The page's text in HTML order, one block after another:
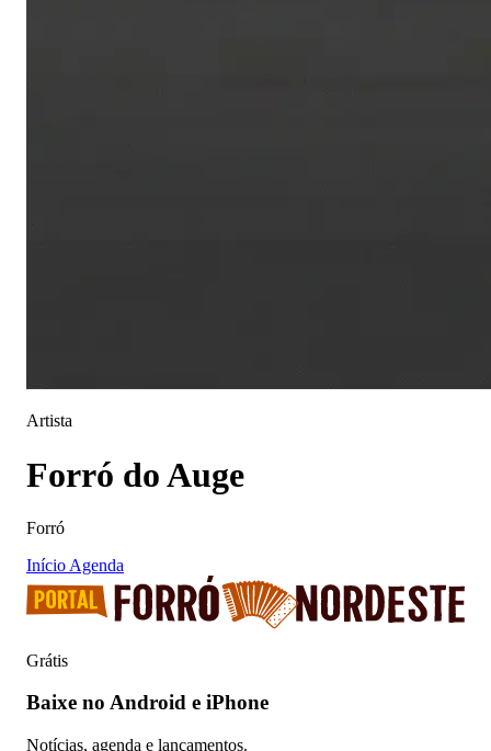
Artista
Forró do Auge
Forró
Início Agenda
Grátis
Baixe no Android e iPhone
Notícias, agenda e lançamentos.